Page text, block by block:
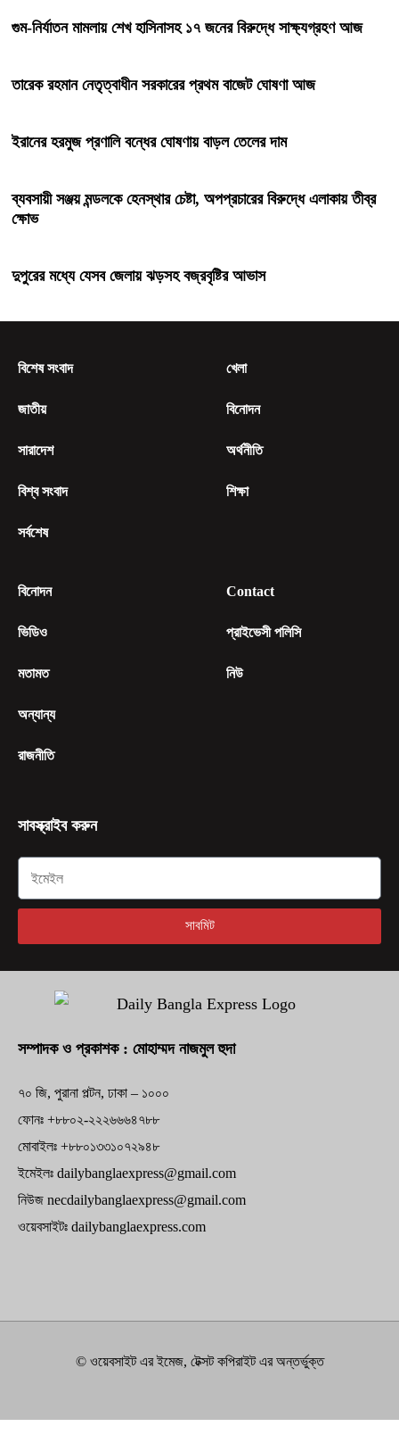
গুম-নির্যাতন মামলায় শেখ হাসিনাসহ ১৭ জনের বিরুদ্ধে সাক্ষ্যগ্রহণ আজ
তারেক রহমান নেতৃত্বাধীন সরকারের প্রথম বাজেট ঘোষণা আজ
ইরানের হরমুজ প্রণালি বন্ধের ঘোষণায় বাড়ল তেলের দাম
ব্যবসায়ী সঞ্জয় মন্ডলকে হেনস্থার চেষ্টা, অপপ্রচারের বিরুদ্ধে এলাকায় তীব্র
ক্ষোভ
দুপুরের মধ্যে যেসব জেলায় ঝড়সহ বজ্রবৃষ্টির আভাস
বিশেষ সংবাদ
জাতীয়
সারাদেশ
বিশ্ব সংবাদ
সর্বশেষ
খেলা
বিনোদন
অর্থনীতি
শিক্ষা
বিনোদন
ভিডিও
মতামত
অন্যান্য
রাজনীতি
Contact
প্রাইভেসী পলিসি
নিউ
সাবস্ক্রাইব করুন
সাবমিট
সম্পাদক ও প্রকাশক : মোহাম্মদ নাজমুল হুদা
৭০ জি, পুরানা পল্টন, ঢাকা – ১০০০
ফোনঃ +৮৮০২-২২২৬৬৬৪৭৮৮
মোবাইলঃ +৮৮০১৩৩১০৭২৯৪৮
ইমেইলঃ dailybanglaexpress@gmail.com
নিউজ necdailybanglaexpress@gmail.com
ওয়েবসাইটঃ dailybanglaexpress.com
© ওয়েবসাইট এর ইমেজ, টেক্সট কপিরাইট এর অন্তর্ভুক্ত